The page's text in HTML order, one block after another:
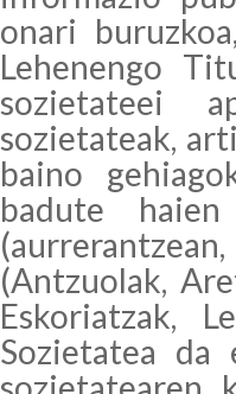
onari
Lehenengo
sozietateei
sozietateak,
baino
badute haien
(Antzuolak,
Eskoriatzak,
Sozietatea